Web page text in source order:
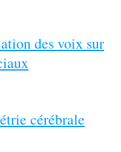
des voix sur
cérébrale